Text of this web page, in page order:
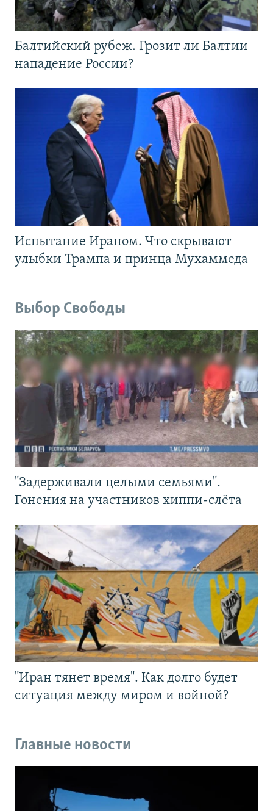
Балтийский рубеж. Грозит ли Балтии
нападение России?
Испытание Ираном. Что скрывают
улыбки Трампа и принца Мухаммеда
Выбор Свободы
"Задерживали целыми семьями".
Гонения на участников хиппи-слёта
"Иран тянет время". Как долго будет
ситуация между миром и войной?
Главные новости